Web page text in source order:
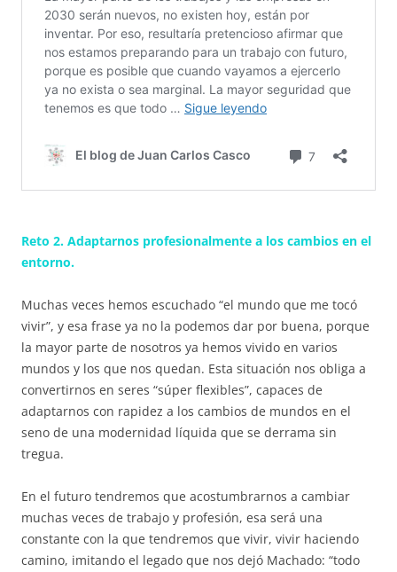
Reto 2. Adaptarnos profesionalmente a los cambios en el
entorno.
Muchas veces hemos escuchado “el mundo que me tocó
vivir”, y esa frase ya no la podemos dar por buena, porque
la mayor parte de nosotros ya hemos vivido en varios
mundos y los que nos quedan. Esta situación nos obliga a
convertirnos en seres “súper flexibles”, capaces de
adaptarnos con rapidez a los cambios de mundos en el
seno de una modernidad líquida que se derrama sin
tregua.
En el futuro tendremos que acostumbrarnos a cambiar
muchas veces de trabajo y profesión, esa será una
constante con la que tendremos que vivir, vivir haciendo
camino, imitando el legado que nos dejó Machado: “todo